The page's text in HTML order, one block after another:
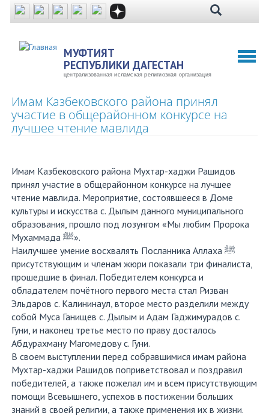
Перейти
содержанию
МУФТИЯТ
РЕСПУБЛИКИ ДАГЕСТАН
централизованная исламская религиозная организация
Имам Казбековского района принял
участие в общерайонном конкурсе на
лучшее чтение мавлида
Имам Казбековского района Мухтар-хаджи Рашидов
принял участие в общерайонном конкурсе на лучшее
чтение мавлида. Мероприятие, состоявшееся в Доме
культуры и искусства с. Дылым данного муниципального
образования, прошло под лозунгом «Мы любим Пророка
Мухаммада ﷺ».
Наилучшее умение восхвалять Посланника Аллаха ﷺ
присутствующим и членам жюри показали три финалиста,
прошедшие в финал. Победителем конкурса и
обладателем почётного первого места стал Ризван
Эльдаров с. Калининаул, второе место разделили между
собой Муса Ганищев с. Дылым и Адам Гаджимурадов с.
Гуни, и наконец третье место по праву досталось
Абдурахману Магомедову с. Гуни.
В своем выступлении перед собравшимися имам района
Мухтар-хаджи Рашидов поприветствовал и поздравил
победителей, а также пожелал им и всем присутствующим
помощи Всевышнего, успехов в постижении больших
знаний в своей религии, а также применения их в жизни.